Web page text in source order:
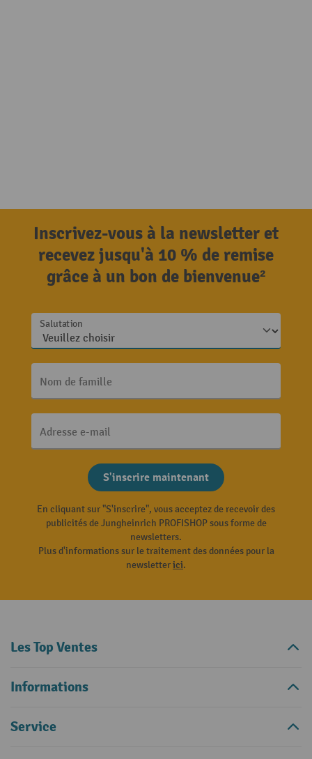
Inscrivez-vous à la newsletter et
recevez jusqu'à 10 % de remise
grâce à un bon de bienvenue²
Salutation
Nom de famille
Adresse e-mail
S'inscrire maintenant
En cliquant sur "S'inscrire", vous acceptez de recevoir des
publicités de Jungheinrich PROFISHOP sous forme de
newsletters.
Plus d'informations sur le traitement des données pour la
newsletterici.
Les Top Ventes
Informations
Service